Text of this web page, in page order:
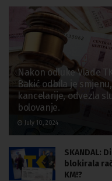
Nakon odluke Vlade
Bakić odbila je
kancelarije, odvezla
bolovanje.
July 10, 2024
SKANDAL:
blokirala
KM!?